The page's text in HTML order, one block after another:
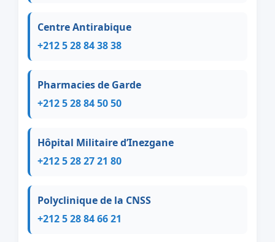
Centre Antirabique
+212 5 28 84 38 38
Pharmacies de Garde
+212 5 28 84 50 50
Hôpital Militaire d’Inezgane
+212 5 28 27 21 80
Polyclinique de la CNSS
+212 5 28 84 66 21